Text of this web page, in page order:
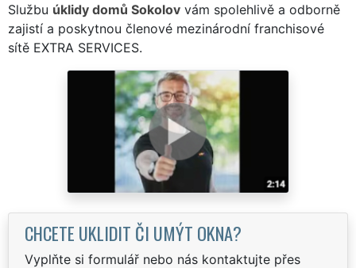
Službu úklidy domů Sokolov vám spolehlivě a odborně
zajistí a poskytnou členové mezinárodní franchisové
sítě EXTRA SERVICES.
CHCETE UKLIDIT ČI UMÝT OKNA?
Vyplňte si formulář nebo nás kontaktujte přes